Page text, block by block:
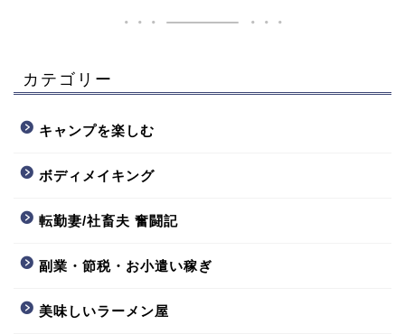
カテゴリー
キャンプを楽しむ
ボディメイキング
転勤妻/社畜夫 奮闘記
副業・節税・お小遣い稼ぎ
美味しいラーメン屋